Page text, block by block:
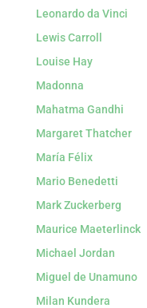
Leonardo da Vinci
Lewis Carroll
Louise Hay
Madonna
Mahatma Gandhi
Margaret Thatcher
María Félix
Mario Benedetti
Mark Zuckerberg
Maurice Maeterlinck
Michael Jordan
Miguel de Unamuno
Milan Kundera